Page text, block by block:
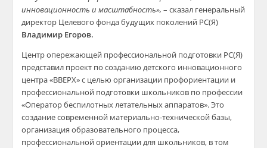
инновационность и масштабность», – сказал генеральный
директор Целевого фонда будущих поколений РС(Я)
Владимир Егоров.
Центр опережающей профессиональной подготовки РС(Я)
представил проект по созданию детского инновационного
центра «ВВЕРХ» с целью организации профориентации и
профессиональной подготовки школьников по профессии
«Оператор беспилотных летательных аппаратов». Это
создание современной материально-технической базы,
организация образовательного процесса,
профессиональной ориентации для школьников, в том